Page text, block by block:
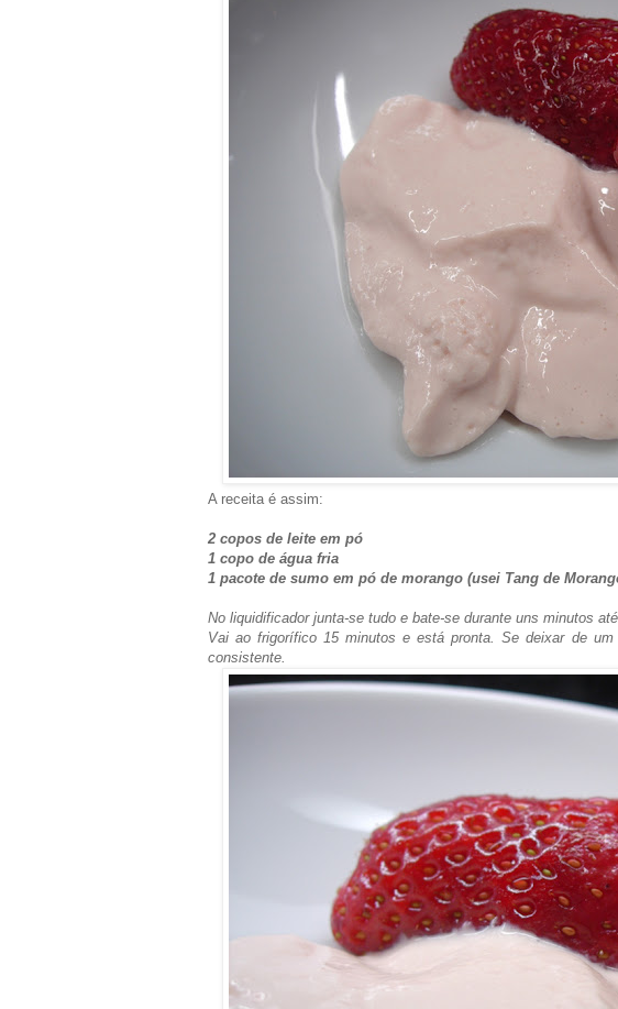
A receita é assim:
2 copos de leite em pó
1 copo de água fria
1 pacote de sumo em pó de morango (usei Tang de
No liquidificador junta-se tudo e bate-se durante uns minutos
Vai ao frigorífico 15 minutos e está pronta. Se deixar de
consistente.